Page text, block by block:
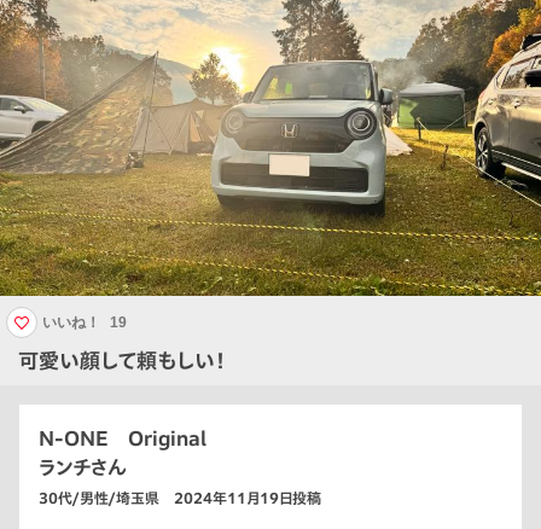
可愛い顔して頼もしい！
いいね！ 19
N-ONE Original
ランチさん
30代/男性/埼玉県 2024年11月19日投稿